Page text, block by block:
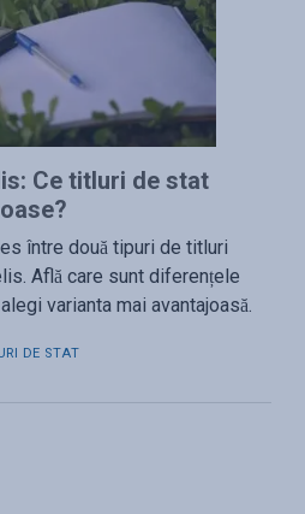
Ce titluri de stat
între două tipuri de titluri
Află care sunt diferențele
varianta mai avantajoasă.
DE STAT